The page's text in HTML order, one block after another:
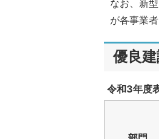
なお、新
が各事業
優良
令和3年度